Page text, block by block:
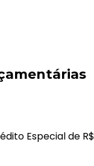
Especial de R$